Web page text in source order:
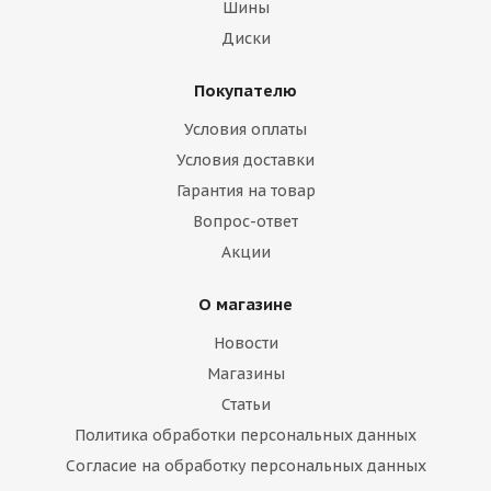
Massimo 205/55/17 95W Leone L1
Меньше комплекта
Шины
Диски
Покупателю
Условия оплаты
Условия доставки
Гарантия на товар
Вопрос-ответ
Акции
О магазине
Новости
Магазины
Статьи
Политика обработки персональных данных
Согласие на обработку персональных данных